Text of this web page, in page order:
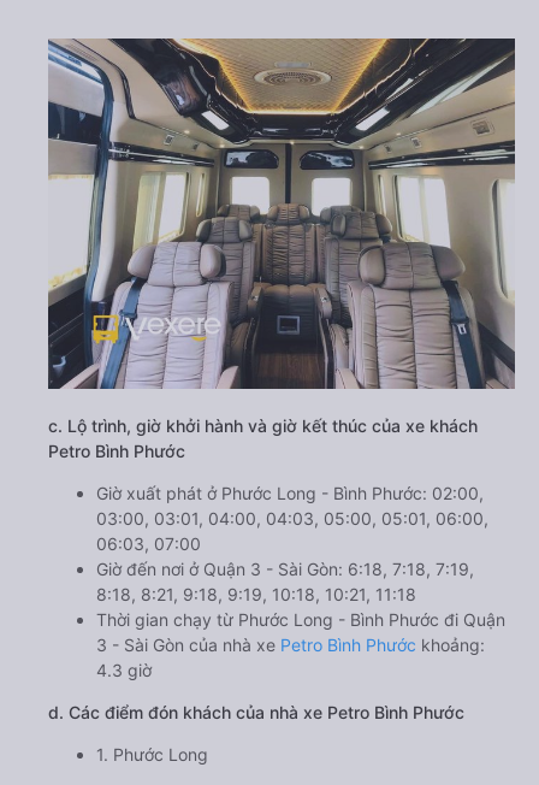
c. Lộ trình, giờ khởi hành và giờ kết thúc của xe khách
Petro Bình Phước
Giờ xuất phát ở Phước Long - Bình Phước: 02:00,
03:00, 03:01, 04:00, 04:03, 05:00, 05:01, 06:00,
06:03, 07:00
Giờ đến nơi ở Quận 3 - Sài Gòn: 6:18, 7:18, 7:19,
8:18, 8:21, 9:18, 9:19, 10:18, 10:21, 11:18
Thời gian chạy từ Phước Long - Bình Phước đi Quận
3 - Sài Gòn của nhà xe Petro Bình Phước khoảng:
4.3 giờ
d. Các điểm đón khách của nhà xe Petro Bình Phước
1. Phước Long